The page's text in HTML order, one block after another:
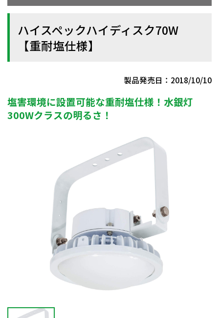
ハイスペックハイディスク70W
【重耐塩仕様】
製品発売日：2018/10/10
塩害環境に設置可能な重耐塩仕様！水銀灯
300Wクラスの明るさ！